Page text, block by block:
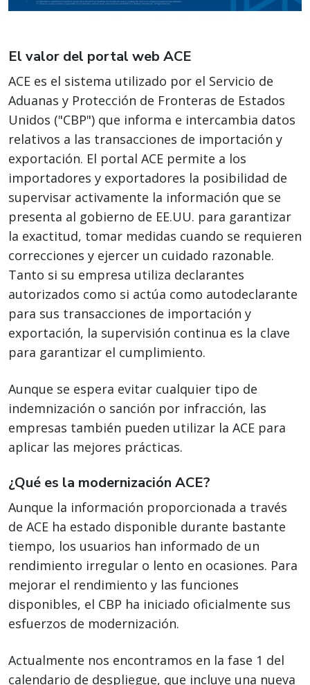
El valor del portal web ACE
ACE es el sistema utilizado por el Servicio de
Aduanas y Protección de Fronteras de Estados
Unidos ("CBP") que informa e intercambia datos
relativos a las transacciones de importación y
exportación. El portal ACE permite a los
importadores y exportadores la posibilidad de
supervisar activamente la información que se
presenta al gobierno de EE.UU. para garantizar
la exactitud, tomar medidas cuando se requieren
correcciones y ejercer un cuidado razonable.
Tanto si su empresa utiliza declarantes
autorizados como si actúa como autodeclarante
para sus transacciones de importación y
exportación, la supervisión continua es la clave
para garantizar el cumplimiento.
Aunque se espera evitar cualquier tipo de
indemnización o sanción por infracción, las
empresas también pueden utilizar la ACE para
aplicar las mejores prácticas.
¿Qué es la modernización ACE?
Aunque la información proporcionada a través
de ACE ha estado disponible durante bastante
tiempo, los usuarios han informado de un
rendimiento irregular o lento en ocasiones. Para
mejorar el rendimiento y las funciones
disponibles, el CBP ha iniciado oficialmente sus
esfuerzos de modernización.
Actualmente nos encontramos en la fase 1 del
calendario de despliegue, que incluye una nueva